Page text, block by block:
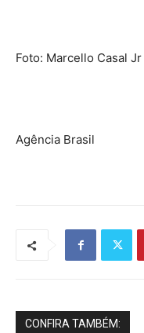
Foto: Marcello Casal Jr
Agência Brasil
CONFIRA TAMBÉM: